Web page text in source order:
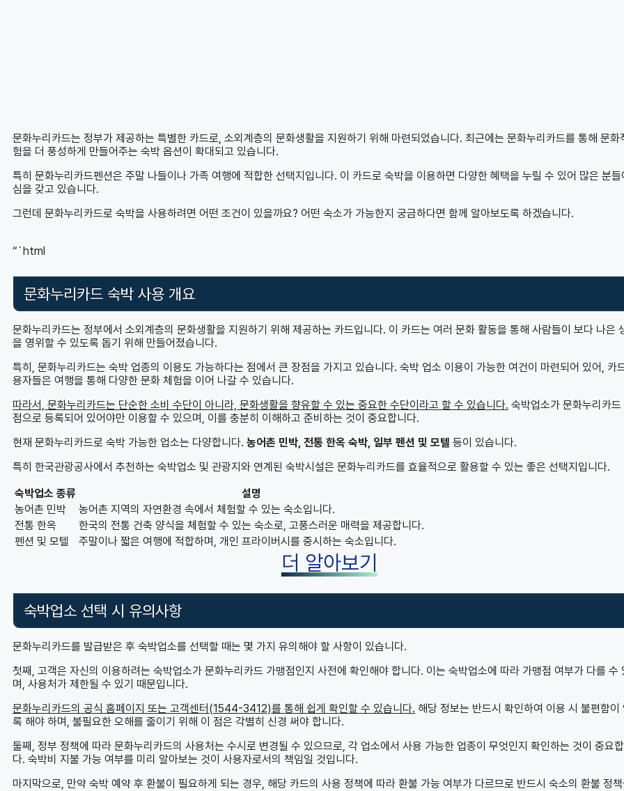
문화누리카드는 정부가 제공하는 특별한 카드로, 소외계층의 문화생활을 지원하기 위해 마련되었습니다. 최근에는 문화누리카드를 통해 문화
험을 더 풍성하게 만들어주는 숙박 옵션이 확대되고 있습니다.
특히 문화누리카드펜션은 주말 나들이나 가족 여행에 적합한 선택지입니다. 이 카드로 숙박을 이용하면 다양한 혜택을 누릴 수 있어 많은 분들
심을 갖고 있습니다.
그런데 문화누리카드로 숙박을 사용하려면 어떤 조건이 있을까요? 어떤 숙소가 가능한지 궁금하다면 함께 알아보도록 하겠습니다.
“`html
문화누리카드 숙박 사용 개요
문화누리카드는 정부에서 소외계층의 문화생활을 지원하기 위해 제공하는 카드입니다. 이 카드는 여러 문화 활동을 통해 사람들이 보다 나은
을 영위할 수 있도록 돕기 위해 만들어졌습니다.
특히, 문화누리카드는 숙박 업종의 이용도 가능하다는 점에서 큰 장점을 가지고 있습니다. 숙박 업소 이용이 가능한 여건이 마련되어 있어, 카
용자들은 여행을 통해 다양한 문화 체험을 이어 나갈 수 있습니다.
따라서, 문화누리카드는 단순한 소비 수단이 아니라, 문화생활을 향유할 수 있는 중요한 수단이라고 할 수 있습니다. 숙박업소가 문화누리카드
점으로 등록되어 있어야만 이용할 수 있으며, 이를 충분히 이해하고 준비하는 것이 중요합니다.
현재 문화누리카드로 숙박 가능한 업소는 다양합니다. 농어촌 민박, 전통 한옥 숙박, 일부 펜션 및 모텔 등이 있습니다.
특히 한국관광공사에서 추천하는 숙박업소 및 관광지와 연계된 숙박시설은 문화누리카드를 효율적으로 활용할 수 있는 좋은 선택지입니다.
숙박업소 종류
설명
농어촌 민박
농어촌 지역의 자연환경 속에서 체험할 수 있는 숙소입니다.
전통 한옥
한국의 전통 건축 양식을 체험할 수 있는 숙소로, 고풍스러운 매력을 제공합니다.
펜션 및 모텔
주말이나 짧은 여행에 적합하며, 개인 프라이버시를 중시하는 숙소입니다.
더 알아보기
숙박업소 선택 시 유의사항
문화누리카드를 발급받은 후 숙박업소를 선택할 때는 몇 가지 유의해야 할 사항이 있습니다.
첫째, 고객은 자신의 이용하려는 숙박업소가 문화누리카드 가맹점인지 사전에 확인해야 합니다. 이는 숙박업소에 따라 가맹점 여부가 다를 수
며, 사용처가 제한될 수 있기 때문입니다.
문화누리카드의 공식 홈페이지 또는 고객센터(1544-3412)를 통해 쉽게 확인할 수 있습니다. 해당 정보는 반드시 확인하여 이용 시 불편함이
록 해야 하며, 불필요한 오해를 줄이기 위해 이 점은 각별히 신경 써야 합니다.
둘째, 정부 정책에 따라 문화누리카드의 사용처는 수시로 변경될 수 있으므로, 각 업소에서 사용 가능한 업종이 무엇인지 확인하는 것이 중요합
다. 숙박비 지불 가능 여부를 미리 알아보는 것이 사용자로서의 책임일 것입니다.
마지막으로, 만약 숙박 예약 후 환불이 필요하게 되는 경우, 해당 카드의 사용 정책에 따라 환불 가능 여부가 다르므로 반드시 숙소의 환불 정